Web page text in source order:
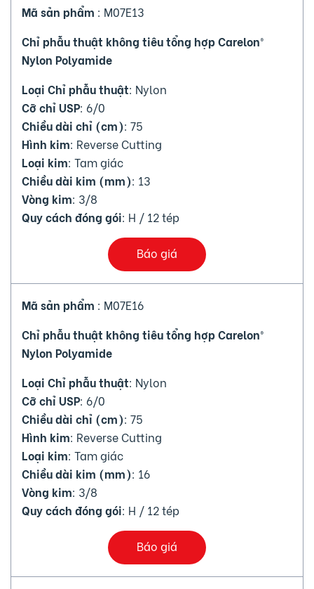
Mã sản phẩm : M07E13
Chỉ phẫu thuật không tiêu tổng hợp Carelon®
Nylon Polyamide
Loại Chỉ phẫu thuật: Nylon
Cỡ chỉ USP: 6/0
Chiều dài chỉ (cm): 75
Hình kim: Reverse Cutting
Loại kim: Tam giác
Chiều dài kim (mm): 13
Vòng kim: 3/8
Quy cách đóng gói: H / 12 tép
Báo giá
Mã sản phẩm : M07E16
Chỉ phẫu thuật không tiêu tổng hợp Carelon®
Nylon Polyamide
Loại Chỉ phẫu thuật: Nylon
Cỡ chỉ USP: 6/0
Chiều dài chỉ (cm): 75
Hình kim: Reverse Cutting
Loại kim: Tam giác
Chiều dài kim (mm): 16
Vòng kim: 3/8
Quy cách đóng gói: H / 12 tép
Báo giá